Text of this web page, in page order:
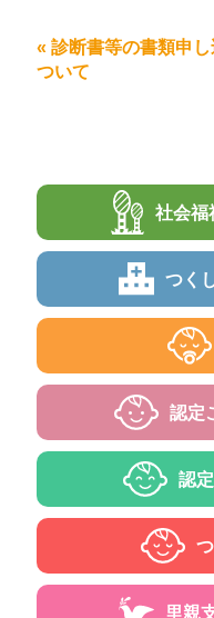
« 診断書等の書類申し
ついて
社会福
つく
認定
認
里親